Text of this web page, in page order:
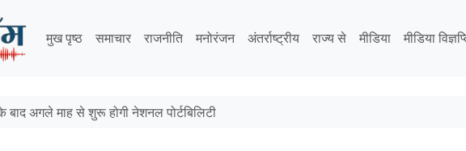
मुख पृष्ठ
समाचार राजनीति मनोरंजन अंतर्राष्ट्रीय राज्य से मीडिया मीडिया
बाद अगले माह से शुरू होगी नेशनल पोर्टबिलिटी